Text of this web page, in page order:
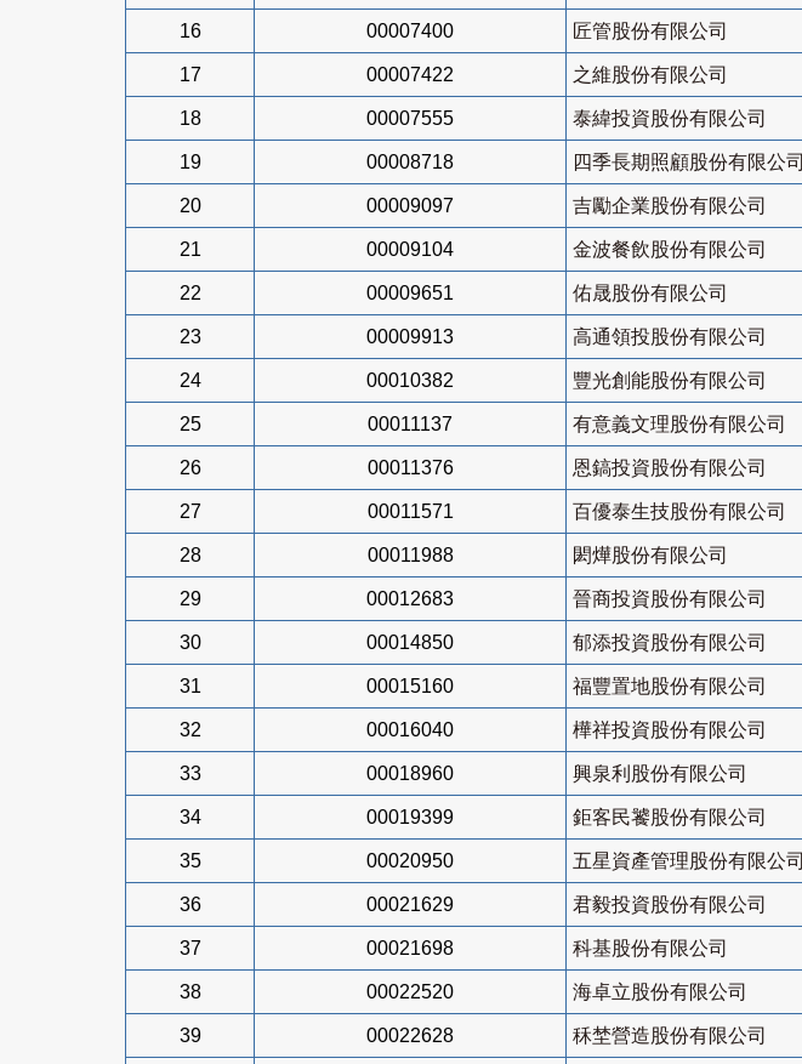
16 00007400 匠管股份有限公司
17 00007422 之維股份有限公司
18 00007555 泰緯投資股份有限公司
19 00008718 四季長期照顧股份有限公司
20 00009097 吉勵企業股份有限公司
21 00009104 金波餐飲股份有限公司
22 00009651 佑晟股份有限公司
23 00009913 高通領投股份有限公司
24 00010382 豐光創能股份有限公司
25 00011137 有意義文理股份有限公司
26 00011376 恩鎬投資股份有限公司
27 00011571 百優泰生技股份有限公司
28 00011988 閎燁股份有限公司
29 00012683 晉商投資股份有限公司
30 00014850 郁添投資股份有限公司
31 00015160 福豐置地股份有限公司
32 00016040 樺祥投資股份有限公司
33 00018960 興泉利股份有限公司
34 00019399 鉅客民饕股份有限公司
35 00020950 五星資產管理股份有限公司
36 00021629 君毅投資股份有限公司
37 00021698 科基股份有限公司
38 00022520 海卓立股份有限公司
39 00022628 秝埜營造股份有限公司